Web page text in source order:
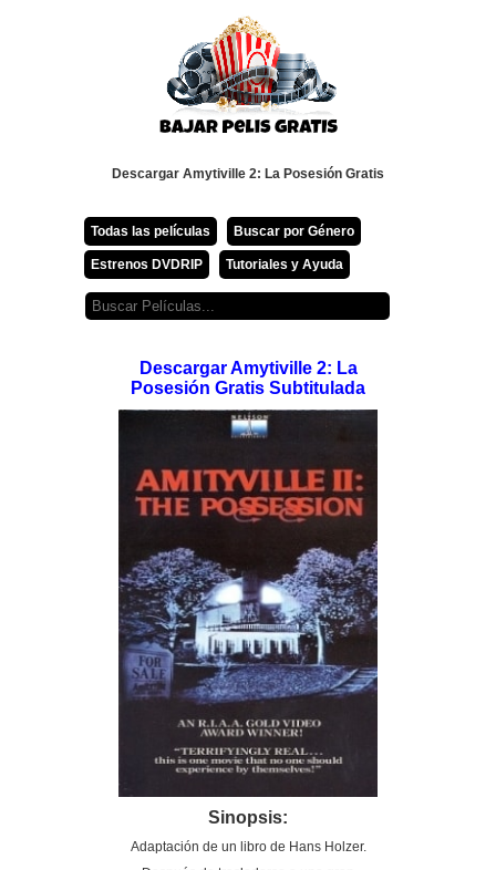
Descargar Amytiville 2: La Posesión Gratis
Todas las películas Buscar por Género
Estrenos DVDRIP Tutoriales y Ayuda
Descargar Amytiville 2: La
Posesión Gratis Subtitulada
Sinopsis:
Adaptación de un libro de Hans Holzer.